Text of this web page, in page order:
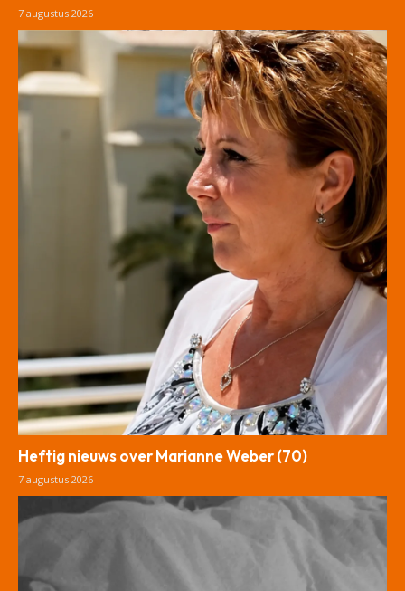
7 augustus 2026
Heftig nieuws over Marianne Weber (70)
7 augustus 2026